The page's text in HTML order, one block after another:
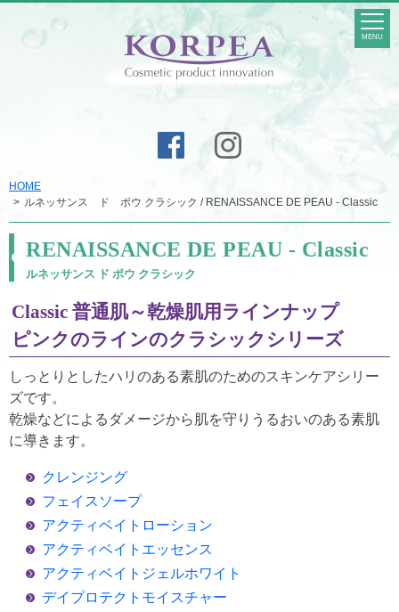
MENU
HOME
ルネッサンス ド ポウ クラシック / RENAISSANCE DE PEAU - Classic
RENAISSANCE DE PEAU - Classic
ルネッサンス ド ポウ クラシック
Classic 普通肌～乾燥肌用ラインナップ
ピンクのラインのクラシックシリーズ
しっとりとしたハリのある素肌のためのスキンケアシリー
ズです。
乾燥などによるダメージから肌を守りうるおいのある素肌
に導きます。
クレンジング
フェイスソープ
アクティベイトローション
アクティベイトエッセンス
アクティベイトジェルホワイト
デイプロテクトモイスチャー